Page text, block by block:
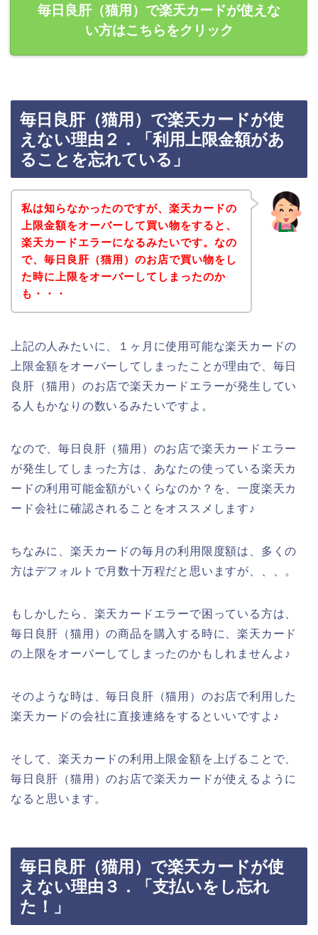
毎日良肝（猫用）で楽天カードが使えな
い方はこちらをクリック
毎日良肝（猫用）で楽天カードが使
えない理由２．「利用上限金額があ
ることを忘れている」
私は知らなかったのですが、楽天カードの
上限金額をオーバーして買い物をすると、
楽天カードエラーになるみたいです。なの
で、毎日良肝（猫用）のお店で買い物をし
た時に上限をオーバーしてしまったのか
も・・・
上記の人みたいに、１ヶ月に使用可能な楽天カードの
上限金額をオーバーしてしまったことが理由で、毎日
良肝（猫用）のお店で楽天カードエラーが発生してい
る人もかなりの数いるみたいですよ。
なので、毎日良肝（猫用）のお店で楽天カードエラー
が発生してしまった方は、あなたの使っている楽天カ
ードの利用可能金額がいくらなのか？を、一度楽天カ
ード会社に確認されることをオススメします♪
ちなみに、楽天カードの毎月の利用限度額は、多くの
方はデフォルトで月数十万程だと思いますが、、、。
もしかしたら、楽天カードエラーで困っている方は、
毎日良肝（猫用）の商品を購入する時に、楽天カード
の上限をオーバーしてしまったのかもしれませんよ♪
そのような時は、毎日良肝（猫用）のお店で利用した
楽天カードの会社に直接連絡をするといいですよ♪
そして、楽天カードの利用上限金額を上げることで、
毎日良肝（猫用）のお店で楽天カードが使えるように
なると思います。
毎日良肝（猫用）で楽天カードが使
えない理由３．「支払いをし忘れ
た！」